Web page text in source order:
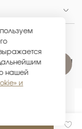
|
Политика
данных
нашей
и